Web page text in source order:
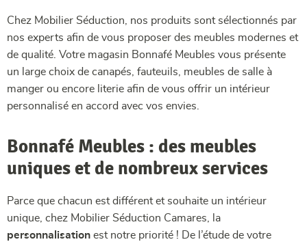
Chez Mobilier Séduction, nos produits sont sélectionnés par
nos experts afin de vous proposer des meubles modernes et
de qualité. Votre magasin Bonnafé Meubles vous présente
un large choix de canapés, fauteuils, meubles de salle à
manger ou encore literie afin de vous offrir un intérieur
personnalisé en accord avec vos envies.
Bonnafé Meubles : des meubles
uniques et de nombreux services
Parce que chacun est différent et souhaite un intérieur
unique, chez Mobilier Séduction Camares, la
personnalisation est notre priorité ! De l’étude de votre